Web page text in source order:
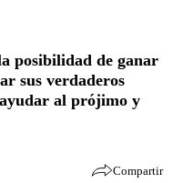
posibilidad de ganar
sus verdaderos
al prójimo y
Compartir